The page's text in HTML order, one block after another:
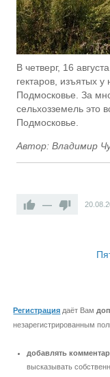
В четверг, 16
гектаров, изъятых
Подмосковье. За
сельхозземель это
Подмосковье.
Автор: Владимир
—
Регистрация даёт Вам
незарегистрированным
добавлять
высказывать